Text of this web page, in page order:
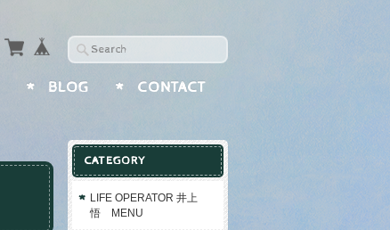
BLOG CONTACT
CATEGORY
LIFE OPERATOR 井上
悟 MENU